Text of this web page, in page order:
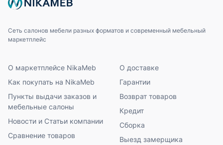
Сеть салонов мебели разных форматов и современный мебельный
маркетплейс
О маркетплейсе NikaMeb
Как покупать на NikaMeb
Пункты выдачи заказов и
мебельные салоны
Новости и Статьи компании
Сравнение товаров
О доставке
Гарантии
Возврат товаров
Кредит
Сборка
Выезд замерщика